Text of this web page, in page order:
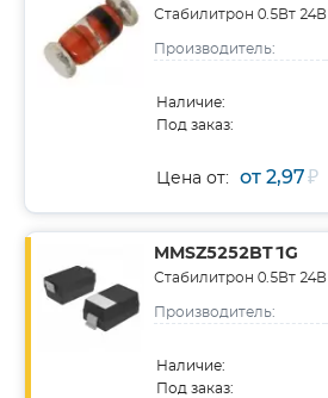
Стабилитрон 0.5Вт 24В
Производитель:
Наличие:
Под заказ:
Цена от: от 2,97₽
MMSZ5252BT1G
Стабилитрон 0.5Вт 24В
Производитель:
Наличие:
Под заказ: